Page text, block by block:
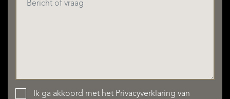
Ik ga akkoord met het Privacyverklaring van